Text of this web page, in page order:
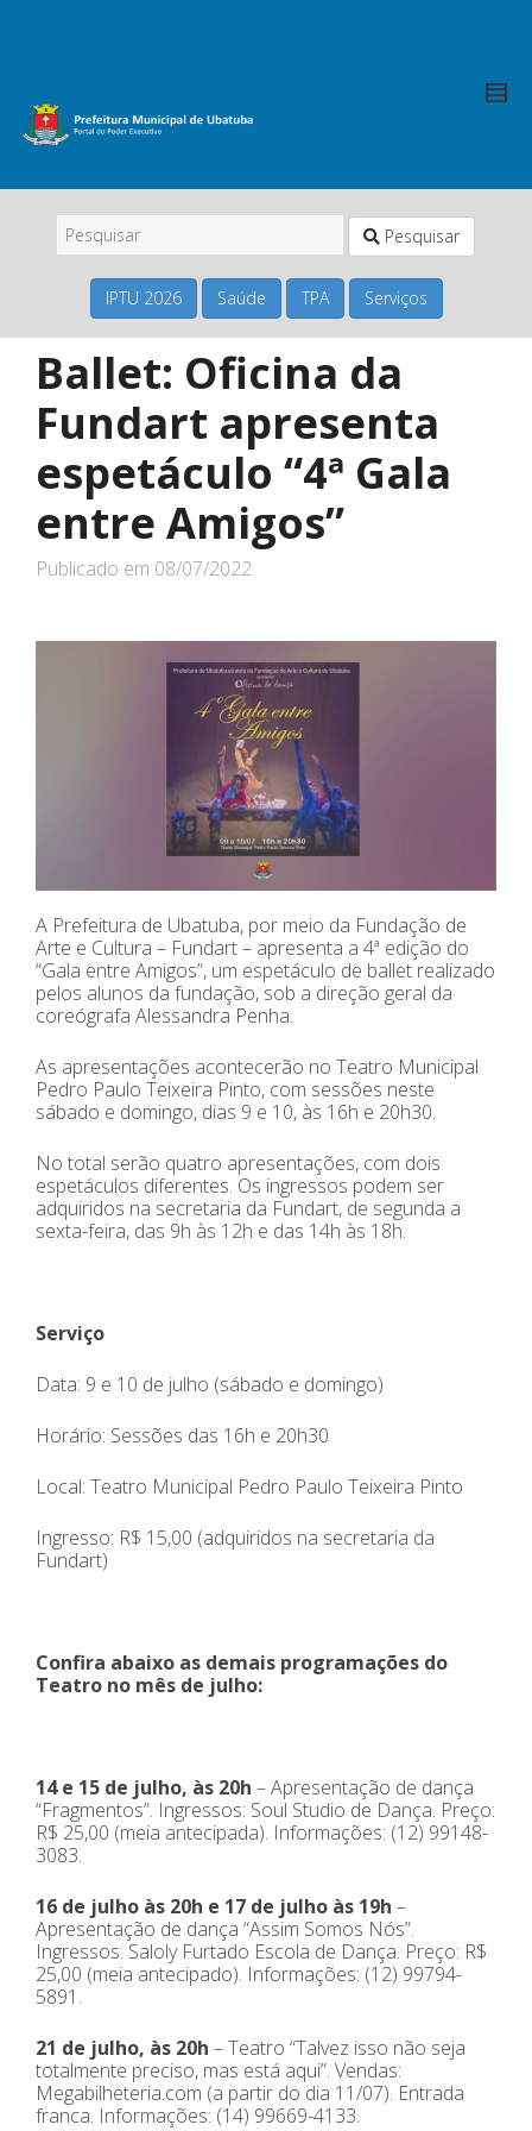
Pesquisar
IPTU 2026 Saúde TPA Serviços
Ballet: Oficina da
Fundart apresenta
espetáculo “4ª Gala
entre Amigos”
Publicado em 08/07/2022
A Prefeitura de Ubatuba, por meio da Fundação de
Arte e Cultura – Fundart – apresenta a 4ª edição do
“Gala entre Amigos”, um espetáculo de ballet realizado
pelos alunos da fundação, sob a direção geral da
coreógrafa Alessandra Penha.
As apresentações acontecerão no Teatro Municipal
Pedro Paulo Teixeira Pinto, com sessões neste
sábado e domingo, dias 9 e 10, às 16h e 20h30.
No total serão quatro apresentações, com dois
espetáculos diferentes. Os ingressos podem ser
adquiridos na secretaria da Fundart, de segunda a
sexta-feira, das 9h às 12h e das 14h às 18h.
Serviço
Data: 9 e 10 de julho (sábado e domingo)
Horário: Sessões das 16h e 20h30
Local: Teatro Municipal Pedro Paulo Teixeira Pinto
Ingresso: R$ 15,00 (adquiridos na secretaria da
Fundart)
Confira abaixo as demais programações do
Teatro no mês de julho:
14 e 15 de julho, às 20h – Apresentação de dança
“Fragmentos”. Ingressos: Soul Studio de Dança. Preço:
R$ 25,00 (meia antecipada). Informações: (12) 99148-
3083.
16 de julho às 20h e 17 de julho às 19h –
Apresentação de dança “Assim Somos Nós”.
Ingressos: Saloly Furtado Escola de Dança. Preço: R$
25,00 (meia antecipado). Informações: (12) 99794-
5891.
21 de julho, às 20h – Teatro “Talvez isso não seja
totalmente preciso, mas está aqui”. Vendas:
Megabilheteria.com (a partir do dia 11/07). Entrada
franca. Informações: (14) 99669-4133.